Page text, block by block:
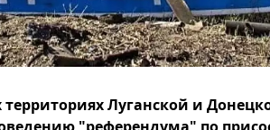
Луганской и